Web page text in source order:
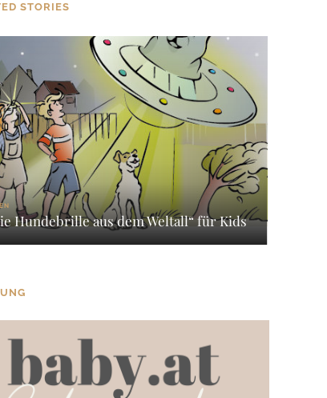
STORIES
Hundebrille aus dem Weltall“ für Kids